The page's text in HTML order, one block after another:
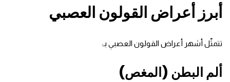
أبرز أعراض القولون العصبي
تتمثّل أشهر أعراض القولون العصبي بـ:
ألم البطن (المغص)